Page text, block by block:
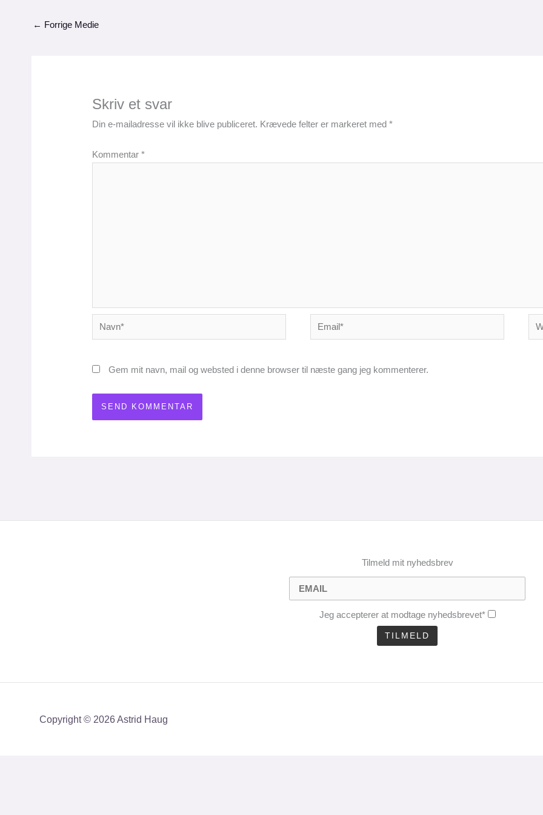
← Forrige Medie
Skriv et svar
Din e-mailadresse vil ikke blive publiceret. Krævede felter er markeret med*
Kommentar*
Navn* Email*
Gem mit navn, mail og websted i denne browser til næste gang jeg kommenterer.
Tilmeld mit nyhedsbrev
Jeg accepterer at modtage nyhedsbrevet*
Copyright © 2026 Astrid Haug